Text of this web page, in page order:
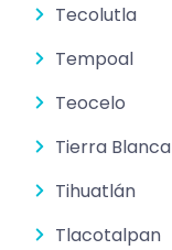
Tecolutla
Tempoal
Teocelo
Tierra Blanca
Tihuatlán
Tlacotalpan